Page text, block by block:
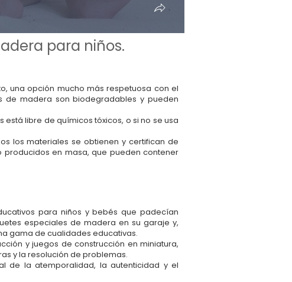
para niños.
una opción mucho más respetuosa con el
de madera son biodegradables y pueden
libre de químicos tóxicos, o si no se usa
los materiales se obtienen y certifican de
en masa, que pueden contener
para niños y bebés que padecían
especiales de madera en su garaje y,
gama de cualidades educativas.
y juegos de construcción en miniatura,
y la resolución de problemas.
de la atemporalidad, la autenticidad y el